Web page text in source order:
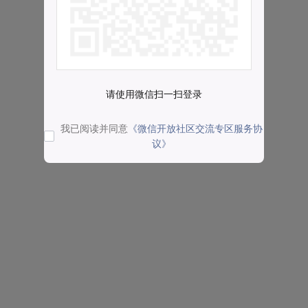
请使用微信扫一扫登录
我已阅读并同意 《微信开放社区交流专区服务协
议》